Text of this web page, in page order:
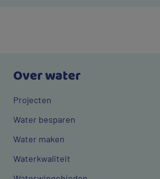
Over water
Projecten
Water besparen
Water maken
Waterkwaliteit